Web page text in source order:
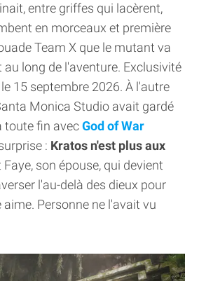
entre griffes qui lacèrent,
en morceaux et première
Team X que le mutant va
long de l'aventure. Exclusivité
15 septembre 2026. À l'autre
Monica Studio avait gardé
toute fin avecGod of War
: Kratos n'est plus aux
Faye, son épouse, qui devient
l'au-delà des dieux pour
aime. Personne ne l'avait vu